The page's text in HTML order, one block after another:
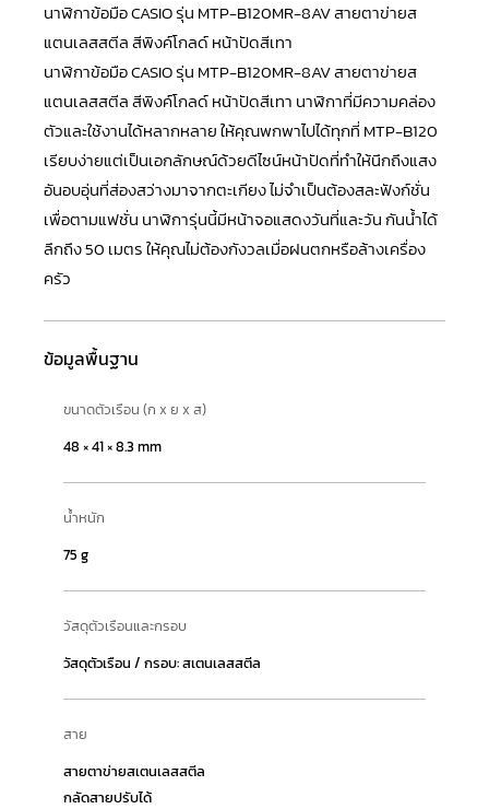
นาฬิกาข้อมือ CASIO รุ่น MTP-B120MR-8AV สายตาข่ายส
แตนเลสสตีล สีพิงค์โกลด์ หน้าปัดสีเทา
นาฬิกาข้อมือCASIOรุ่น MTP-B120MR-8AV สายตาข่ายส
แตนเลสสตีล สีพิงค์โกลด์ หน้าปัดสีเทา นาฬิกาที่มีความคล่อง
ตัวและใช้งานได้หลากหลาย ให้คุณพกพาไปได้ทุกที่ MTP-B120
เรียบง่ายแต่เป็นเอกลักษณ์ด้วยดีไซน์หน้าปัดที่ทำให้นึกถึงแสง
อันอบอุ่นที่ส่องสว่างมาจากตะเกียง ไม่จำเป็นต้องสละฟังก์ชั่น
เพื่อตามแฟชั่น นาฬิการุ่นนี้มีหน้าจอแสดงวันที่และวัน กันน้ำได้
ลึกถึง 50 เมตร ให้คุณไม่ต้องกังวลเมื่อฝนตกหรือล้างเครื่อง
ครัว
ข้อมูลพื้นฐาน
ขนาดตัวเรือน (ก x ย x ส)
48 × 41 × 8.3 mm
น้ำหนัก
75 g
วัสดุตัวเรือนและกรอบ
วัสดุตัวเรือน / กรอบ: สเตนเลสสตีล
สาย
สายตาข่ายสเตนเลสสตีล
กลัดสายปรับได้